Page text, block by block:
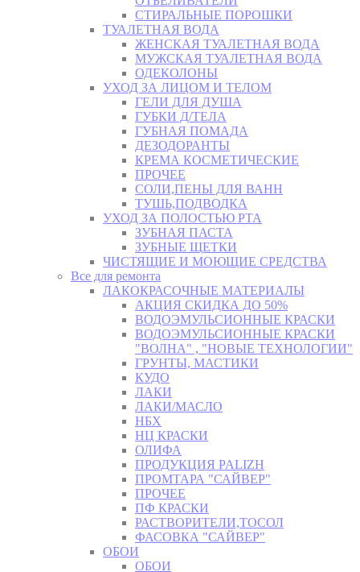
СТИРАЛЬНЫЕ ПОРОШКИ
ТУАЛЕТНАЯ ВОДА
ЖЕНСКАЯ ТУАЛЕТНАЯ ВОДА
МУЖСКАЯ ТУАЛЕТНАЯ ВОДА
ОДЕКОЛОНЫ
УХОД ЗА ЛИЦОМ И ТЕЛОМ
ГЕЛИ ДЛЯ ДУША
ГУБКИ Д/ТЕЛА
ГУБНАЯ ПОМАДА
ДЕЗОДОРАНТЫ
КРЕМА КОСМЕТИЧЕСКИЕ
ПРОЧЕЕ
СОЛИ,ПЕНЫ ДЛЯ ВАНН
ТУШЬ,ПОДВОДКА
УХОД ЗА ПОЛОСТЬЮ РТА
ЗУБНАЯ ПАСТА
ЗУБНЫЕ ЩЕТКИ
ЧИСТЯЩИЕ И МОЮЩИЕ СРЕДСТВА
Все для ремонта
ЛАКОКРАСОЧНЫЕ МАТЕРИАЛЫ
АКЦИЯ СКИДКА ДО 50%
ВОДОЭМУЛЬСИОННЫЕ КРАСКИ
ВОДОЭМУЛЬСИОННЫЕ КРАСКИ
"ВОЛНА" , "НОВЫЕ ТЕХНОЛОГИИ"
ГРУНТЫ, МАСТИКИ
КУДО
ЛАКИ
ЛАКИ/МАСЛО
НБХ
НЦ КРАСКИ
ОЛИФА
ПРОДУКЦИЯ PALIZH
ПРОМТАРА "САЙВЕР"
ПРОЧЕЕ
ПФ КРАСКИ
РАСТВОРИТЕЛИ,ТОСОЛ
ФАСОВКА "САЙВЕР"
ОБОИ
ОБОИ